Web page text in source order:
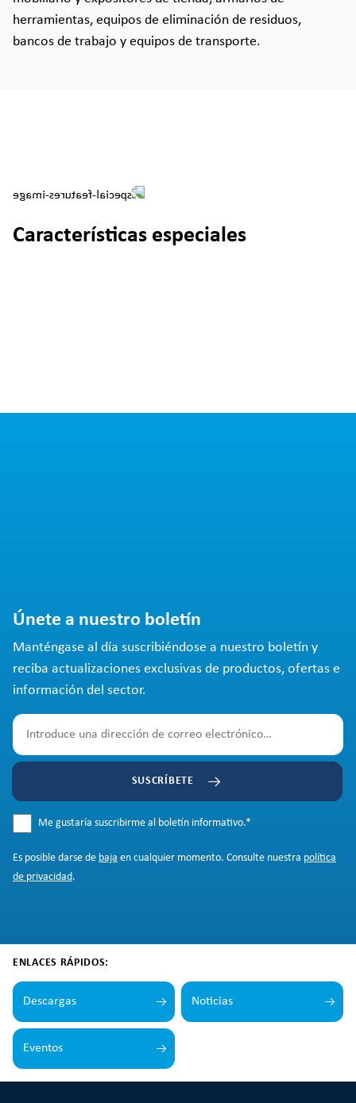
herramientas, equipos de eliminación de residuos,
bancos de trabajo y equipos de transporte.
Características especiales
Únete a nuestro boletín
Manténgase al día suscribiéndose a nuestro boletín y
reciba actualizaciones exclusivas de productos, ofertas e
información del sector.
SUSCRÍBETE
Me gustaría suscribirme al boletín informativo.*
Es posible darse de baja en cualquier momento. Consulte nuestra política
de privacidad.
ENLACES RÁPIDOS:
Descargas Noticias
Eventos